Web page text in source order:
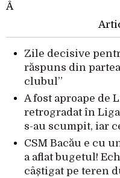
Â
Zile decisive
răspuns din
clubul”
A fost aproape de
retrogradat în Liga
s-au scumpit, iar
CSM Bacău e cu
a aflat bugetul!
câștigat pe teren